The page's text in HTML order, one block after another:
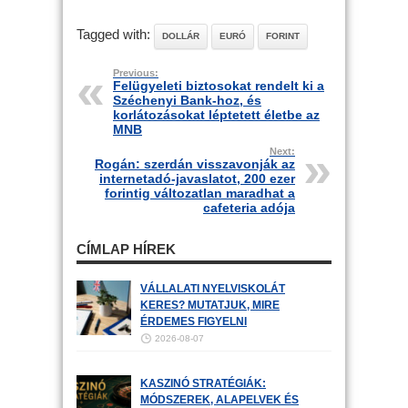
Tagged with: DOLLÁR EURÓ FORINT
Previous:
Felügyeleti biztosokat rendelt ki a
Széchenyi Bank-hoz, és
korlátozásokat léptetett életbe az
MNB
Next:
Rogán: szerdán visszavonják az
internetadó-javaslatot, 200 ezer
forintig változatlan maradhat a
cafeteria adója
CÍMLAP HÍREK
VÁLLALATI NYELVISKOLÁT
KERES? MUTATJUK, MIRE
ÉRDEMES FIGYELNI
2026-08-07
KASZINÓ STRATÉGIÁK:
MÓDSZEREK, ALAPELVEK ÉS